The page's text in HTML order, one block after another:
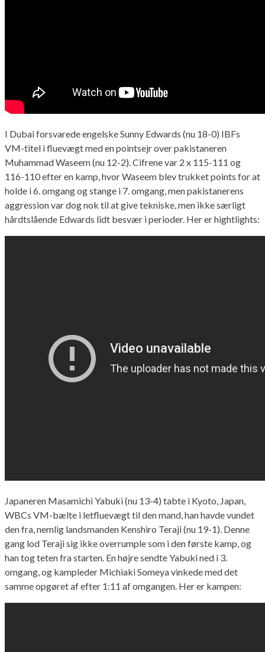
I Dubai forsvarede engelske Sunny Edwards (nu 18-0) IBFs
VM-titel i fluevægt med en pointsejr over pakistaneren
Muhammad Waseem (nu 12-2). Cifrene var 2 x 115-111 og
116-110 efter en kamp, hvor Waseem blev trukket points for at
holde i 6. omgang og stange i 7. omgang, men pakistanerens
aggression var dog nok til at give tekniske, men ikke særligt
hårdtslående Edwards lidt besvær i perioder. Her er hightlights:
Japaneren Masamichi Yabuki (nu 13-4) tabte i Kyoto, Japan,
WBCs VM-bælte i letfluevægt til den mand, han havde vundet
den fra, nemlig landsmanden Kenshiro Teraji (nu 19-1). Denne
gang lod Teraji sig ikke overrumple som i den første kamp, og
han tog teten fra starten. En højre sendte Yabuki ned i 3.
omgang, og kampleder Michiaki Someya vinkede med det
samme opgøret af efter 1:11 af omgangen. Her er kampen: